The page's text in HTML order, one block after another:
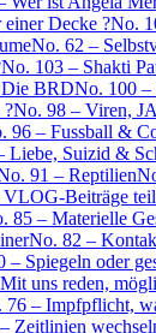
Decke ?No.
No. 62 –
No. 103 – Shakti
BRDNo. 100 –
?No. 98 – Viren,
96 – Fussball &
Liebe, Suizid &
91 – Reptilien
Beiträge
85 – Materielle
No. 82 –
– Spiegeln oder
uns reden,
76 – Impfpflicht,
Zeitlinien